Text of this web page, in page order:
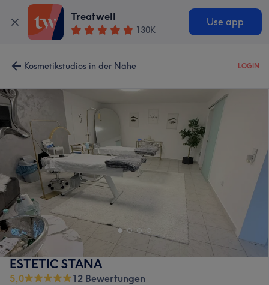
Treatwell
130K
Use app
Kosmetikstudios in der Nähe LOGIN
ESTETIC STANA
5,0
12 Bewertungen